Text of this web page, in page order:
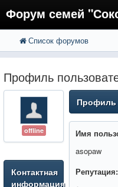
Форум семей
FAQ
Регистрация
Вход
Список форумов
Профиль
offline
Контактная
информация
Профиль
Имя
asopaw
Репутация: